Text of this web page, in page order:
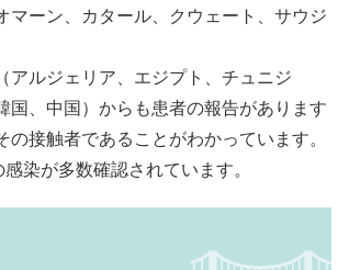
ーン、カタール、クウェート、サウジ
ルジェリア、エジプト、チュニジ
国、中国）からも患者の報告があります
接触者であることがわかっています。
染が多数確認されています。